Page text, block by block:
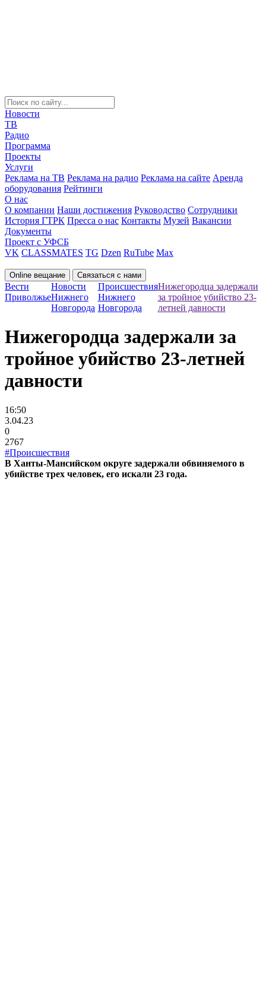
Новости
ТВ
Радио
Программа
Проекты
Услуги
Реклама на ТВ Реклама на радио Реклама на сайте Аренда
оборудования Рейтинги
О нас
О компании Наши достижения Руководство Сотрудники
История ГТРК Пресса о нас Контакты Музей Вакансии
Документы
Проект с УФСБ
VK CLASSMATES TG Dzen RuTube Max
Online вещание Связаться с нами
Вести
Приволжье
Новости
Нижнего
Новгорода
Происшествия
Нижнего
Новгорода
Нижегородца задержали
за тройное убийство 23-
летней давности
Нижегородца задержали за
тройное убийство 23-летней
давности
16:50
3.04.23
0
2767
#Происшествия
В Ханты-Мансийском округе задержали обвиняемого в
убийстве трех человек, его искали 23 года.